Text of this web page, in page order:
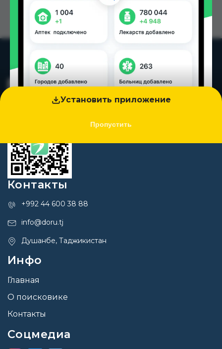
Установить приложение
Пропустить
Контакты
+992 44 600 38 88
info@doru.tj
Душанбе, Таджикистан
Инфо
Главная
О поисковике
Контакты
Соцмедиа